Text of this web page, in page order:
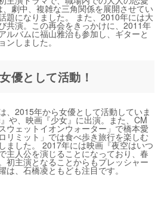
劇中、複雑な三角関係を展開させてい
題になりました。 また、2010年には大
共演。この再会をきっかけに、2011年
ルバムに福山雅治も参加し、ギターと
ンしました。
優として活動！
、2015年から女優として活動していま
や、映画『少女』に出演。また、CM
ウェットイオンウォーター」で橋本愛
リミット」では食べ歩き旅行を楽しむ
ました。 2017年には映画『夜空はいつ
主人公を演じることになっており、春
初主演となることからもプレッシャー
は、石橋凌ともども注目です。